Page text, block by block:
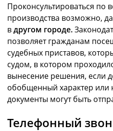
Проконсультироваться по
производства возможно,
вдругом городе.
позволяет гражданам
судебных приставов,
судом, в котором
вынесение решения, если
обобщенный характер или
документы могут быть
Телефонный